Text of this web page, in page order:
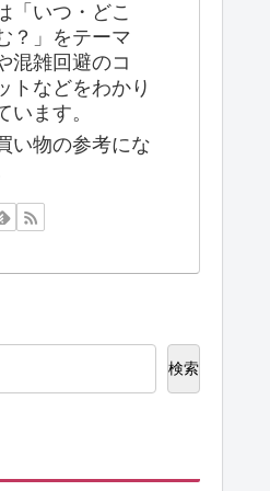
「いつ・どこ
？」をテーマ
混雑回避のコ
トなどをわかり
います。
い物の参考にな
検索